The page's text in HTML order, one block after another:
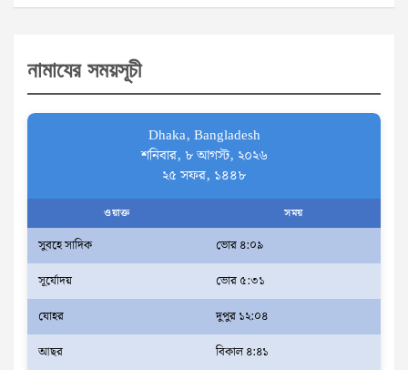
c
h
নামাযের সময়সূচী
Dhaka, Bangladesh
শনিবার, ৮ আগস্ট, ২০২৬
২৫ সফর, ১৪৪৮
ওয়াক্ত সময়
সুবহে সাদিক
ভোর ৪:০৯
সূর্যোদয়
ভোর ৫:৩১
যোহর
দুপুর ১২:০৪
আছর
বিকাল ৪:৪১